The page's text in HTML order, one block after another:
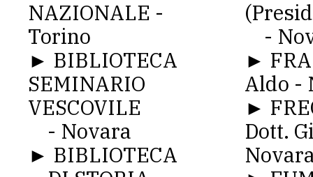
NAZIONALE -
Torino
► BIBLIOTECA
SEMINARIO
VESCOVILE
- Novara
► BIBLIOTECA
-
►
Aldo -
►
Dott.